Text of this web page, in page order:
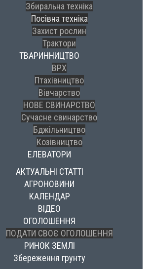
Збиральна техніка
Посівна техніка
Захист рослин
Трактори
ТВАРИННИЦТВО
ВРХ
Птахівництво
Вівчарство
НОВЕ СВИНАРСТВО
Сучасне свинарство
Бджільництво
Козівництво
ЕЛЕВАТОРИ
АКТУАЛЬНІ СТАТТІ
АГРОНОВИНИ
КАЛЕНДАР
ВІДЕО
ОГОЛОШЕННЯ
ПОДАТИ СВОЄ ОГОЛОШЕННЯ
РИНОК ЗЕМЛІ
Збереження грунту